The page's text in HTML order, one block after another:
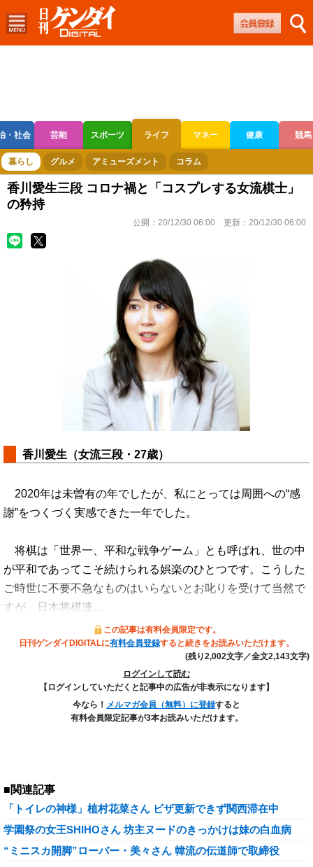
・社会 芸能 スポーツ ライフ マネー 健康 競馬
ボートレース 競輪 オートレース
暮らし グルメ アミューズメント コラム
香川愛生三段 コロナ禍と「コスプレする女流棋士」
の矜持
公開： 20/12/30 06:00 更新： 20/12/30 06:00
香川愛生（女流三段・27歳）
2020年は未曽有の年でしたが、私にとっては周囲への“感
謝”をつくづく実感できた一年でした。
将棋は「世界一、平和な戦争ゲーム」とも呼ばれ、世の中
が平和であってこそ続けられる娯楽のひとつです。こうした
ご時世に不要不急なものはいらないとお叱りを受けて当然で
すが、日本将棋連…
この記事は有料会員限定です。
日刊ゲンダイDIGITALに有料会員登録すると続きをお読みいただけます。
(残り2,002文字／全文2,143文字)
ログインして読む
【ログインしていただくと記事中の広告が非表示になります】
今なら！ メルマガ会員（無料）に登録すると
有料会員限定記事が3本お読みいただけます。
■関連記事
「トイレの神様」植村花菜さん ビザ更新できず関西滞在中
学園祭の女王SHIHOさん 坊主ヌードのきっかけは妹の白血病
“ミニスカ開脚”ローバー・美々さん 韓流の伝道師で取締役